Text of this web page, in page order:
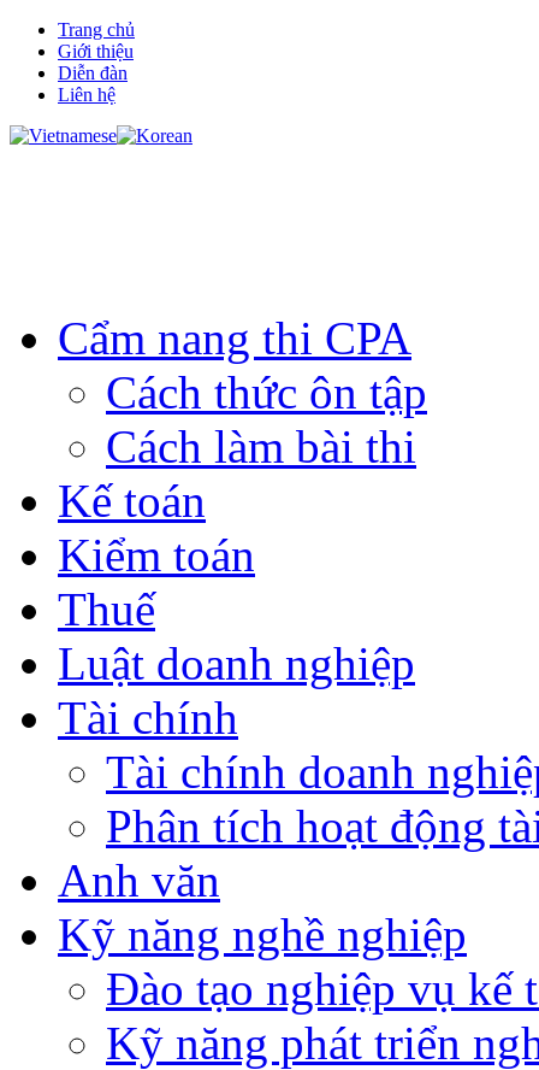
Trang chủ
Giới thiệu
Diễn đàn
Liên hệ
Cẩm nang thi CPA
Cách thức ôn tập
Cách làm bài thi
Kế toán
Kiểm toán
Thuế
Luật doanh nghiệp
Tài chính
Tài chính doanh
Phân tích hoạt động
Anh văn
Kỹ năng nghề nghiệp
Đào tạo nghiệp vụ kế
Kỹ năng phát triển